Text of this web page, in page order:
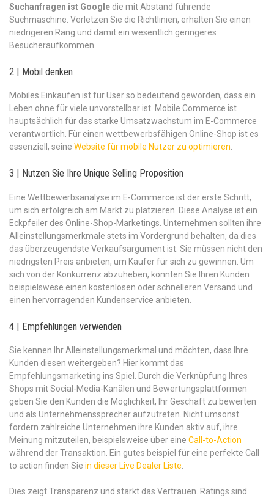
Suchanfragen ist Google die mit Abstand führende
Suchmaschine. Verletzen Sie die Richtlinien, erhalten Sie einen
niedrigeren Rang und damit ein wesentlich geringeres
Besucheraufkommen.
2 | Mobil denken
Mobiles Einkaufen ist für User so bedeutend geworden, dass ein
Leben ohne für viele unvorstellbar ist. Mobile Commerce ist
hauptsächlich für das starke Umsatzwachstum im E-Commerce
verantwortlich. Für einen wettbewerbsfähigen Online-Shop ist es
essenziell, seine Website für mobile Nutzer zu optimieren.
3 | Nutzen Sie Ihre Unique Selling Proposition
Eine Wettbewerbsanalyse im E-Commerce ist der erste Schritt,
um sich erfolgreich am Markt zu platzieren. Diese Analyse ist ein
Eckpfeiler des Online-Shop-Marketings. Unternehmen sollten ihre
Alleinstellungsmerkmale stets im Vordergrund behalten, da dies
das überzeugendste Verkaufsargument ist. Sie müssen nicht den
niedrigsten Preis anbieten, um Käufer für sich zu gewinnen. Um
sich von der Konkurrenz abzuheben, könnten Sie Ihren Kunden
beispielswese einen kostenlosen oder schnelleren Versand und
einen hervorragenden Kundenservice anbieten.
4 | Empfehlungen verwenden
Sie kennen Ihr Alleinstellungsmerkmal und möchten, dass Ihre
Kunden diesen weitergeben? Hier kommt das
Empfehlungsmarketing ins Spiel. Durch die Verknüpfung Ihres
Shops mit Social-Media-Kanälen und Bewertungsplattformen
geben Sie den Kunden die Möglichkeit, Ihr Geschäft zu bewerten
und als Unternehmenssprecher aufzutreten. Nicht umsonst
fordern zahlreiche Unternehmen ihre Kunden aktiv auf, ihre
Meinung mitzuteilen, beispielsweise über eine Call-to-Action
während der Transaktion. Ein gutes beispiel für eine perfekte Call
to action finden Sie in dieser Live Dealer Liste
Dies zeigt Transparenz und stärkt das Vertrauen. Ratings sind